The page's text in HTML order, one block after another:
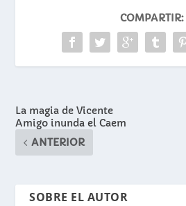
COMPARTIR:
La magia de Vicente
Amigo inunda el Caem
ANTERIOR
SOBRE EL AUTOR